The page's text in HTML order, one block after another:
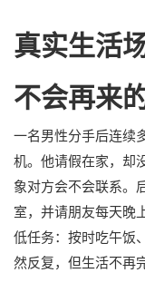
真实生活
不会再来
一名男性分手后连续
机。他请假在家，却
象对方会不会联系。
室，并请朋友每天晚
低任务：按时吃午饭
然反复，但生活不再